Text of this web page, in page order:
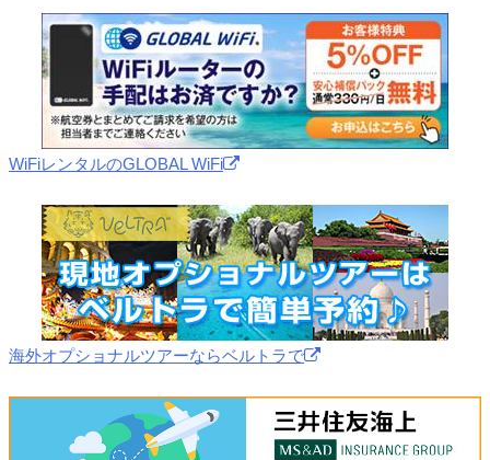
WiFiレンタルのGLOBAL WiFi
海外オプショナルツアーならベルトラで